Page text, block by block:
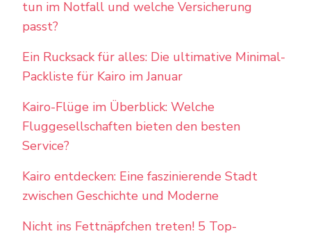
tun im Notfall und welche Versicherung
passt?
Ein Rucksack für alles: Die ultimative Minimal-
Packliste für Kairo im Januar
Kairo-Flüge im Überblick: Welche
Fluggesellschaften bieten den besten
Service?
Kairo entdecken: Eine faszinierende Stadt
zwischen Geschichte und Moderne
Nicht ins Fettnäpfchen treten! 5 Top-